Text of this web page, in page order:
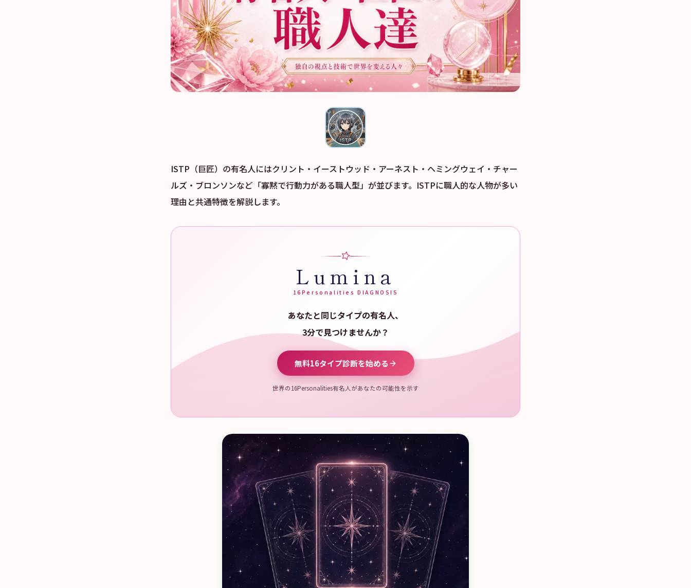
ISTP（巨匠）の有名人にはクリント・イーストウッド・アーネスト・ヘミングウェイ・チャー
ルズ・ブロンソンなど「寡黙で行動力がある職人型」が並びます。ISTPに職人的な人物が多い
理由と共通特徴を解説します。
Lumina
16Personalities DIAGNOSIS
あなたと同じタイプの有名人、
3分で見つけませんか？
無料16タイプ診断を始める
世界の16Personalities有名人があなたの可能性を示す